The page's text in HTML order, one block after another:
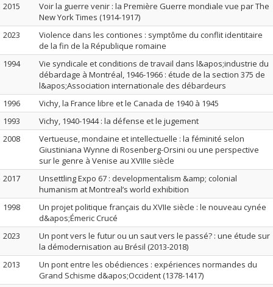
2015
Voir la guerre venir : la Première Guerre mondiale vue par The
New York Times (1914-1917)
2023
Violence dans les contiones : symptôme du conflit identitaire
de la fin de la République romaine
1994
Vie syndicale et conditions de travail dans l&apos;industrie du
débardage à Montréal, 1946-1966 : étude de la section 375 de
l&apos;Association internationale des débardeurs
1996
Vichy, la France libre et le Canada de 1940 à 1945
1993
Vichy, 1940-1944 : la défense et le jugement
2008
Vertueuse, mondaine et intellectuelle : la féminité selon
Giustiniana Wynne di Rosenberg-Orsini ou une perspective
sur le genre à Venise au XVIIIe siècle
2017
Unsettling Expo 67 : developmentalism &amp; colonial
humanism at Montreal’s world exhibition
1998
Un projet politique français du XVIIe siècle : le nouveau cynée
d&apos;Émeric Crucé
2023
Un pont vers le futur ou un saut vers le passé? : une étude sur
la démodernisation au Brésil (2013-2018)
2013
Un pont entre les obédiences : expériences normandes du
Grand Schisme d&apos;Occident (1378-1417)